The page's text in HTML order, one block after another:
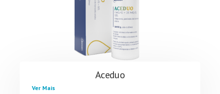
Aceduo
Ver Mais